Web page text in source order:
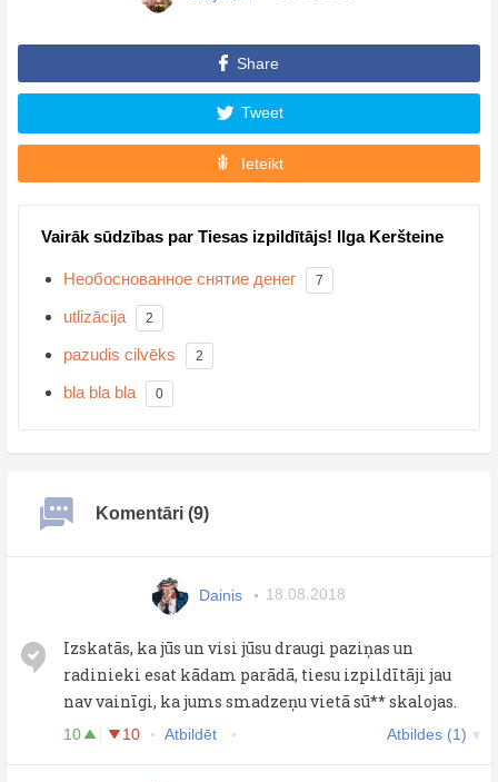
Share
Tweet
Ieteikt
Vairāk sūdzības par Tiesas izpildītājs! Ilga Keršteine
Необоснованное снятие денег 7
utlizācija 2
pazudis cilvēks 2
bla bla bla 0
Komentāri (9)
Dainis 18.08.2018
Izskatās, ka jūs un visi jūsu draugi paziņas un
radinieki esat kādam parādā, tiesu izpildītāji jau
nav vainīgi, ka jums smadzeņu vietā sū** skalojas.
10 10 Atbildēt Atbildes (1)